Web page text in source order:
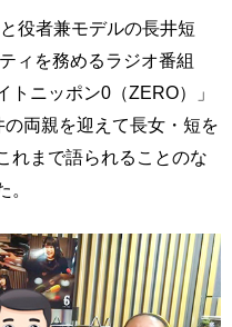
役者兼モデルの長井短
ィを務めるラジオ番組
トニッポン0（ZERO）」
両親を迎えて長女・短を
れまで語られることのな